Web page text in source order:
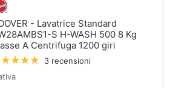
- Lavatrice Standard
S H-WASH 500 8 Kg
A Centrifuga 1200 giri
3 recensioni